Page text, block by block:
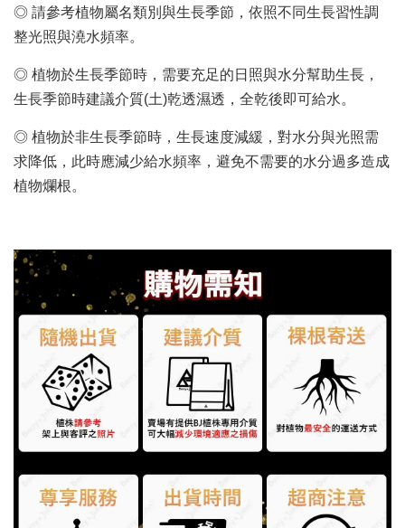
◎ 請參考植物屬名類別與生長季節，依照不同生長習性調
整光照與澆水頻率。
◎ 植物於生長季節時，需要充足的日照與水分幫助生長，
生長季節時建議介質(土)乾透濕透，全乾後即可給水。
◎ 植物於非生長季節時，生長速度減緩，對水分與光照需
求降低，此時應減少給水頻率，避免不需要的水分過多造成
植物爛根。